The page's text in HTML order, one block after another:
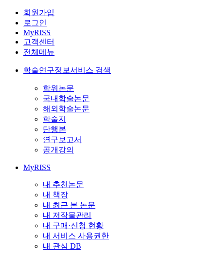
회원가입
로그인
MyRISS
고객센터
전체메뉴
학술연구정보서비스 검색
학위논문
국내학술논문
해외학술논문
학술지
단행본
연구보고서
공개강의
MyRISS
내 추천논문
내 책장
내 최근 본 논문
내 저작물관리
내 구매·신청 현황
내 서비스 사용권한
내 관심 DB